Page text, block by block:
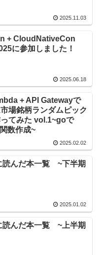
2025.11.03
+ CloudNativeCon
に参加しました！
2025.06.18
+ API Gatewayで
場銘柄ランダムピック
てみた vol.1~goで
数作成~
2025.02.02
読んだ本一覧 ~下半期
2025.01.02
読んだ本一覧 ~上半期